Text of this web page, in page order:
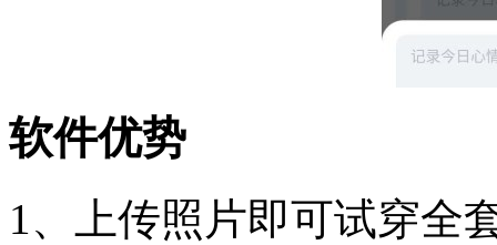
软件优势
1、上传照片即可试穿全